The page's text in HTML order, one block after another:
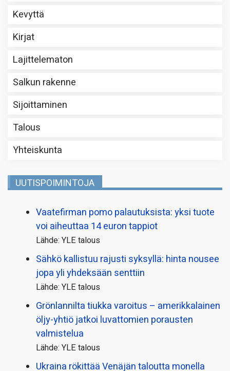
Kevyttä
Kirjat
Lajittelematon
Salkun rakenne
Sijoittaminen
Talous
Yhteiskunta
UUTISPOIMINTOJA
Vaatefirman pomo palautuksista: yksi tuote
voi aiheuttaa 14 euron tappiot
Lähde: YLE talous
Sähkö kallistuu rajusti syksyllä: hinta nousee
jopa yli yhdeksään senttiin
Lähde: YLE talous
Grönlannilta tiukka varoitus – amerikkalainen
öljy-yhtiö jatkoi luvattomien porausten
valmistelua
Lähde: YLE talous
Ukraina rökittää Venäjän taloutta monella